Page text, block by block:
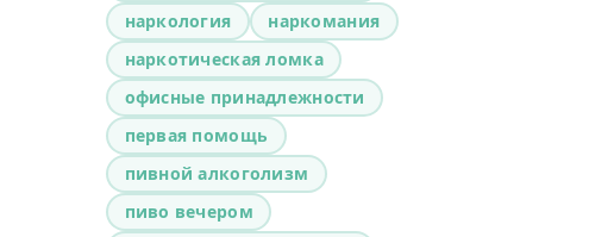
наркология
наркомания
наркотическая ломка
офисные принадлежности
первая помощь
пивной алкоголизм
пиво вечером